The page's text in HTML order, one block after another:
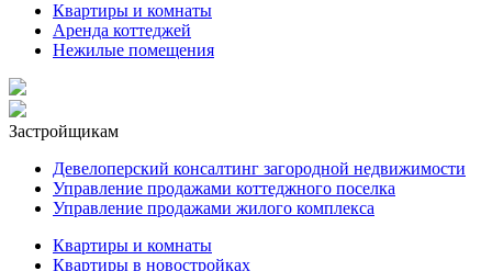
Квартиры и комнаты
Аренда коттеджей
Нежилые помещения
Застройщикам
Девелоперский консалтинг загородной недвижимости
Управление продажами коттеджного поселка
Управление продажами жилого комплекса
Квартиры и комнаты
Квартиры в новостройках